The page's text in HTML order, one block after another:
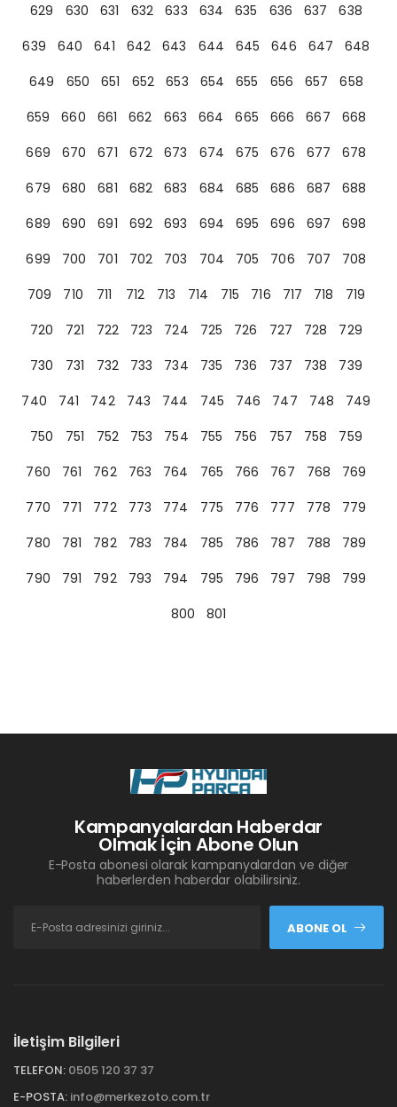
629
630 631 632 633 634 635 636 637
638
639
640 641 642 643 644 645 646 647
648
649
650 651 652 653 654 655 656 657
658
659
660 661 662 663 664 665 666 667
668
669
670 671 672 673 674 675 676 677
678
679
680 681 682 683 684 685 686 687
688
689
690 691 692 693 694 695 696 697
698
699
700 701 702 703 704 705 706 707
708
709
710 711 712 713 714 715 716 717 718
719
720
721 722 723 724 725 726 727 728
729
730
731 732 733 734 735 736 737 738
739
740
741 742 743 744 745 746 747 748
749
750
751 752 753 754 755 756 757 758
759
760
761 762 763 764 765 766 767 768
769
770
771 772 773 774 775 776 777 778
779
780
781 782 783 784 785 786 787 788
789
790
791 792 793 794 795 796 797 798
799
800
801
Kampanyalardan Haberdar
Olmak İçin Abone Olun
E-Posta abonesi olarak kampanyalardan ve diğer
haberlerden haberdar olabilirsiniz.
ABONE OL
İletişim Bilgileri
TELEFON: 0505 120 37 37
E-POSTA: info@merkezoto.com.tr